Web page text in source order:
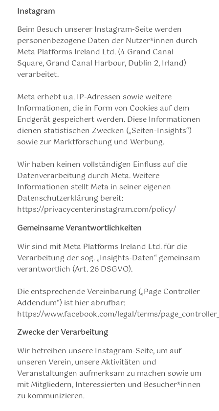
Instagram
Beim Besuch unserer Instagram-Seite werden
personenbezogene Daten der Nutzer*innen durch
Meta Platforms Ireland Ltd. (4 Grand Canal
Square, Grand Canal Harbour, Dublin 2, Irland)
verarbeitet.
Meta erhebt u.a. IP-Adressen sowie weitere
Informationen, die in Form von Cookies auf dem
Endgerät gespeichert werden. Diese Informationen
dienen statistischen Zwecken („Seiten-Insights“)
sowie zur Marktforschung und Werbung.
Wir haben keinen vollständigen Einfluss auf die
Datenverarbeitung durch Meta. Weitere
Informationen stellt Meta in seiner eigenen
Datenschutzerklärung bereit:
https://privacycenter.instagram.com/policy/
Gemeinsame Verantwortlichkeiten
Wir sind mit Meta Platforms Ireland Ltd. für die
Verarbeitung der sog. „Insights-Daten“ gemeinsam
verantwortlich (Art. 26 DSGVO).
Die entsprechende Vereinbarung („Page Controller
Addendum“) ist hier abrufbar:
https://www.facebook.com/legal/terms/
Zwecke der Verarbeitung
Wir betreiben unsere Instagram-Seite, um auf
unseren Verein, unsere Aktivitäten und
Veranstaltungen aufmerksam zu machen sowie um
mit Mitgliedern, Interessierten und Besucher*innen
zu kommunizieren.